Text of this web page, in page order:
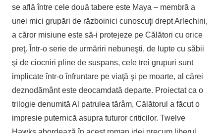
se află între cele două tabere este Maya – membră a
unei mici grupări de războinici cunoscuţi drept Arlechini,
a căror misiune este să-i protejeze pe Călători cu orice
preţ. Într-o serie de urmăriri nebuneşti, de lupte cu săbii
şi de ciocniri pline de suspans, cele trei grupuri sunt
implicate într-o înfruntare pe viaţă şi pe moarte, al cărei
deznodământ este deocamdată departe. Proiectat ca o
trilogie denumită Al patrulea tărâm, Călătorul a făcut o
impresie puternică asupra tuturor criticilor. Twelve